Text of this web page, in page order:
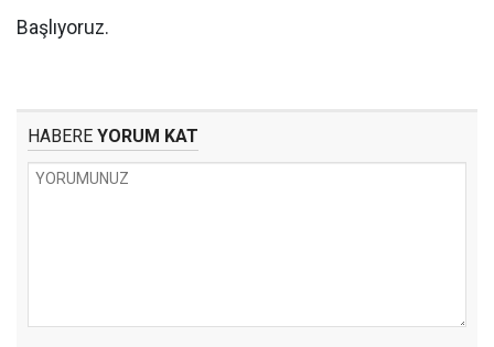
Başlıyoruz.
HABERE YORUM KAT